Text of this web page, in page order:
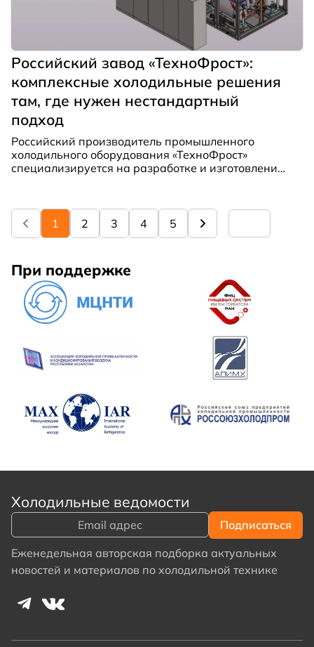
Российский завод «ТехноФрост»:
комплексные холодильные решения
там, где нужен нестандартный
подход
Российский производитель промышленного
холодильного оборудования «ТехноФрост»
специализируется на разработке и изготовлении
требования заказчиков.
1
2 3 4 5
При поддержке
Холодильные ведомости
Еженедельная авторская подборка актуальных
новостей и материалов по холодильной технике